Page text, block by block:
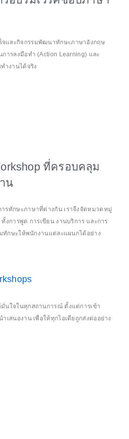
จและกิจกรรมพัฒนาทักษะภาษาอังกฤษ
การลงมือทำ (Action Learning) และ
ำงานได้จริง
ที่ครอบคลุม
น
รทักษะภาษาที่ต่างกัน เราจึงจัดหมวดหมู่
งการพูด การเขียน งานบริการ และการ
ทักษะให้พนักงานแต่ละแผนกได้อย่าง
นใจในทุกสถานการณ์ ตั้งแต่การเข้า
เสนองาน เพื่อให้ทุกไอเดียถูกส่งต่ออย่าง